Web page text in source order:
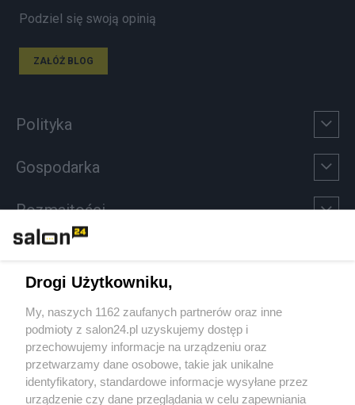
Podziel się swoją opinią
ZAŁÓŻ BLOG
Polityka
Gospodarka
Rozmaitości
Sport
Społeczeństwo
Kultura
Drogi Użytkowniku,
My, naszych 1162 zaufanych partnerów oraz inne
podmioty z salon24.pl uzyskujemy dostęp i
przechowujemy informacje na urządzeniu oraz
przetwarzamy dane osobowe, takie jak unikalne
identyfikatory, standardowe informacje wysyłane przez
urządzenie czy dane przeglądania w celu zapewniania